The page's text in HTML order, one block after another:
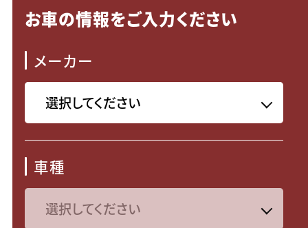
お車の情報をご入力ください
メーカー
車種